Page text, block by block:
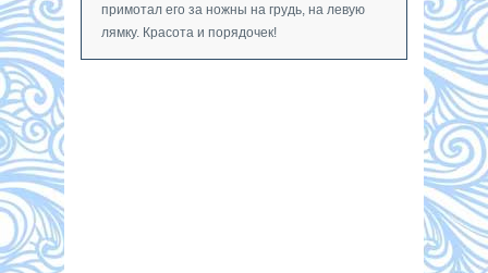
примотал его за ножны на грудь, на левую
лямку. Красота и порядочек!